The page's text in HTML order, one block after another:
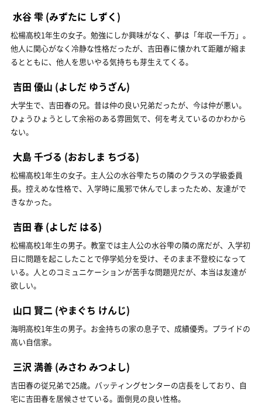
水谷 雫 (みずたに しずく)
松楊高校1年生の女子。勉強にしか興味がなく、夢は「年収一千万」。
他人に関心がなく冷静な性格だったが、吉田春に懐かれて距離が縮ま
るとともに、他人を思いやる気持ちも芽生えてくる。
吉田 優山 (よしだ ゆうざん)
大学生で、吉田春の兄。昔は仲の良い兄弟だったが、今は仲が悪い。
ひょうひょうとして余裕のある雰囲気で、何を考えているのかわから
ない。
大島 千づる (おおしま ちづる)
松楊高校1年生の女子。主人公の水谷雫たちの隣のクラスの学級委員
長。控えめな性格で、入学時に風邪で休んでしまったため、友達がで
きなかった。
吉田 春 (よしだ はる)
松楊高校1年生の男子。教室では主人公の水谷雫の隣の席だが、入学初
日に問題を起こしたことで停学処分を受け、そのまま不登校になって
いる。人とのコミュニケーションが苦手な問題児だが、本当は友達が
欲しい。
山口 賢二 (やまぐち けんじ)
海明高校1年生の男子。お金持ちの家の息子で、成績優秀。プライドの
高い自信家。
三沢 満善 (みさわ みつよし)
吉田春の従兄弟で25歳。バッティングセンターの店長をしており、自
宅に吉田春を居候させている。面倒見の良い性格。